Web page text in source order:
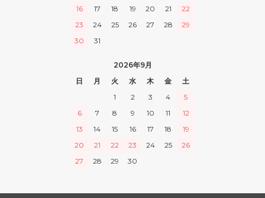
16
17 18 19 20 21
22
23
24 25 26 27 28
29
30
31
2026年9月
日
月 火 水 木 金
土
1
2 3 4
5
6
7 8 9 10 11
12
13
14 15 16 17 18
19
20
21 22 23 24 25
26
27
28 29 30